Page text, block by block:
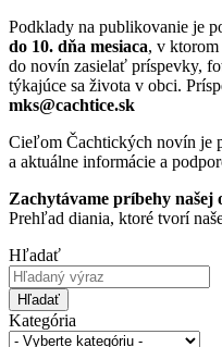
Podklady na publikovanie je
do 10. dňa mesiaca, v ktorom
do novín zasielať príspevky,
týkajúce sa života v obci.
mks@cachtice.sk
Cieľom Čachtických novín je
a aktuálne informácie a
Zachytávame príbehy našej
Prehľad diania, ktoré tvorí
Hľadať
Hľadať
Kategória